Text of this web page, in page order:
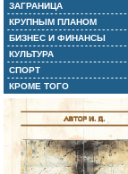
ЗАГРАНИЦА
КРУПНЫМ ПЛАНОМ
БИЗНЕС И ФИНАНСЫ
КУЛЬТУРА
СПОРТ
КРОМЕ ТОГО